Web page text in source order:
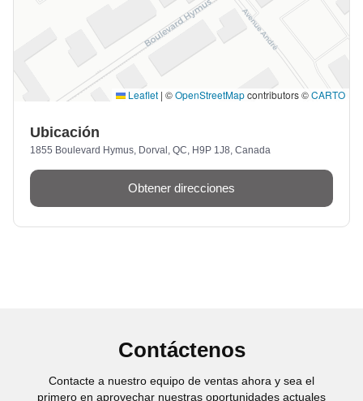
Leaflet | ©OpenStreetMapcontributors ©CARTO
Ubicación
1855 Boulevard Hymus, Dorval, QC, H9P 1J8, Canada
Obtener direcciones
Contáctenos
Contacte a nuestro equipo de ventas ahora y sea el
primero en aprovechar nuestras oportunidades actuales